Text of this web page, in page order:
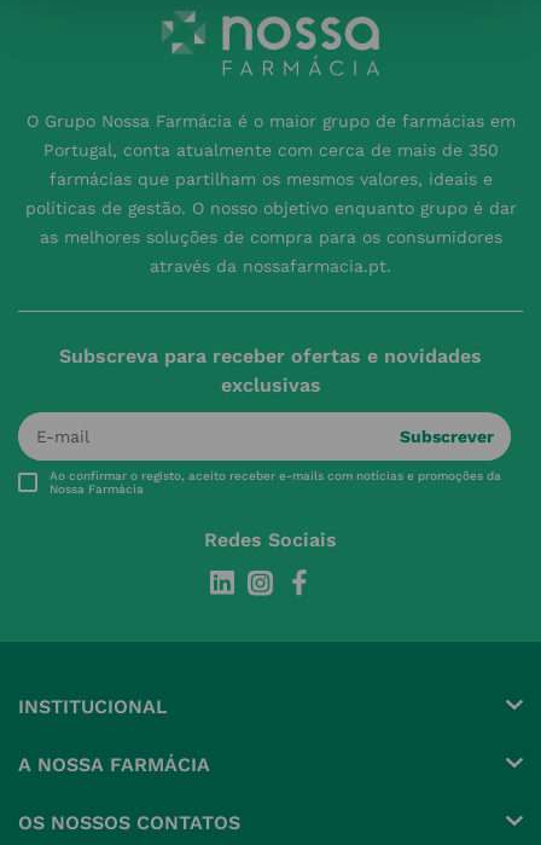
O Grupo Nossa Farmácia é o maior grupo de farmácias em
Portugal, conta atualmente com cerca de mais de 350
farmácias que partilham os mesmos valores, ideais e
políticas de gestão. O nosso objetivo enquanto grupo é dar
as melhores soluções de compra para os consumidores
através da nossafarmacia.pt.
Subscreva para receber ofertas e novidades
exclusivas
Subscrever
Ao confirmar o registo, aceito receber e-mails com notícias e promoções da
Nossa Farmácia
Redes Sociais
INSTITUCIONAL
A NOSSA FARMÁCIA
OS NOSSOS CONTATOS